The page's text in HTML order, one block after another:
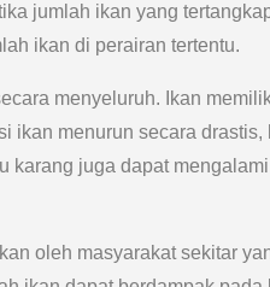
jumlah ikan yang
ikan di perairan tertentu.
menyeluruh. Ikan
ikan menurun secara
karang juga dapat
oleh masyarakat sekitar